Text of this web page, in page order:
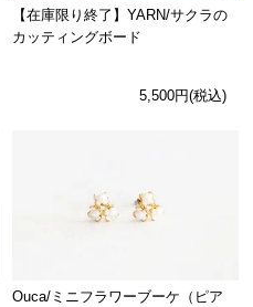
【在庫限り終了】YARN/サクラの
カッティングボード
5,500円(税込)
Ouca/ミニフラワーブーケ（ピア